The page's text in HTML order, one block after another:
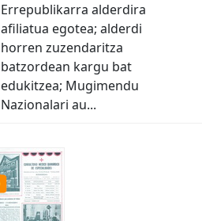
Errepublikarra alderdira
afiliatua egotea; alderdi
horren zuzendaritza
batzordean kargu bat
edukitzea; Mugimendu
Nazionalari au...